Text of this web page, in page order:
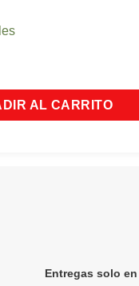
Zancudos y Moscas
AL CARRITO
Entregas solo